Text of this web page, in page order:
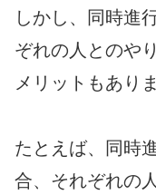
しかし、同時進
ぞれの人とのや
メリットもあり
たとえば、同時
合、それぞれの